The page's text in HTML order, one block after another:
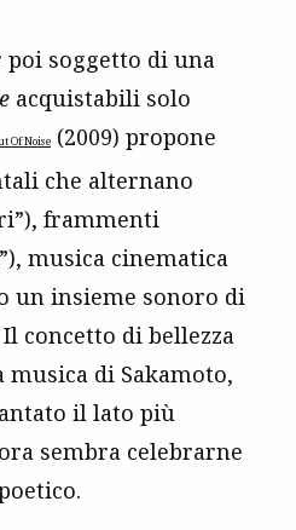
poi soggetto di una
acquistabili solo
Of Noise (2009) propone
che alternano
frammenti
musica cinematica
un insieme sonoro di
concetto di bellezza
musica di Sakamoto,
il lato più
sembra celebrarne